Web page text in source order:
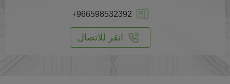
+966598532392
انقر للاتصال